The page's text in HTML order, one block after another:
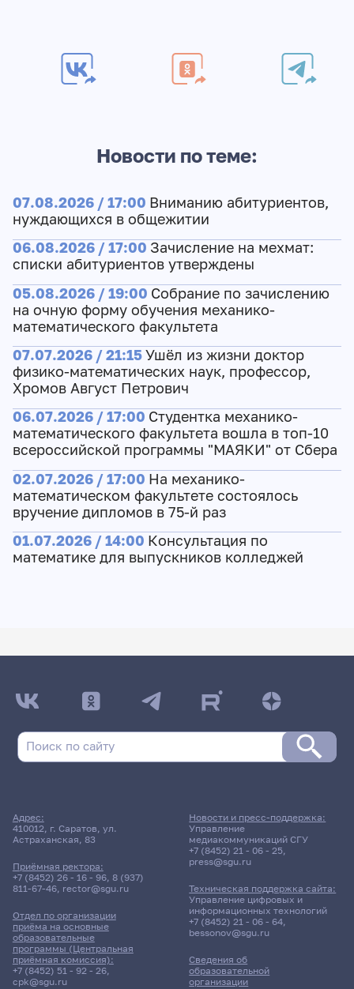
Новости по теме:
07.08.2026 / 17:00 Вниманию абитуриентов,
нуждающихся в общежитии
06.08.2026 / 17:00 Зачисление на мехмат:
списки абитуриентов утверждены
05.08.2026 / 19:00 Собрание по зачислению
на очную форму обучения механико-
математического факультета
07.07.2026 / 21:15Ушёл из жизни доктор
физико-математических наук, профессор,
Хромов Август Петрович
06.07.2026 / 17:00 Студентка механико-
математического факультета вошла в топ-10
всероссийской программы "МАЯКИ" от Сбера
02.07.2026 / 17:00 На механико-
математическом факультете состоялось
вручение дипломов в 75-й раз
01.07.2026 / 14:00 Консультация по
математике для выпускников колледжей
Адрес:
410012, г. Саратов, ул.
Астраханская, 83
Приёмная ректора:
+7 (8452) 26 - 16 - 96, 8 (937)
811-67-46, rector@sgu.ru
Отдел по организации
приёма на основные
образовательные
программы (Центральная
приёмная комиссия):
+7 (8452) 51 - 92 - 26,
cpk@sgu.ru
Сведения об
образовательной
организации
Новости и пресс-поддержка:
Управление
медиакоммуникаций СГУ
+7 (8452) 21 - 06 - 25,
press@sgu.ru
Техническая поддержка сайта:
Управление цифровых и
информационных технологий
+7 (8452) 21 - 06 - 64,
bessonov@sgu.ru